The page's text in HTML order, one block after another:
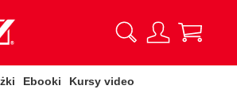
Ebooki Kursy video